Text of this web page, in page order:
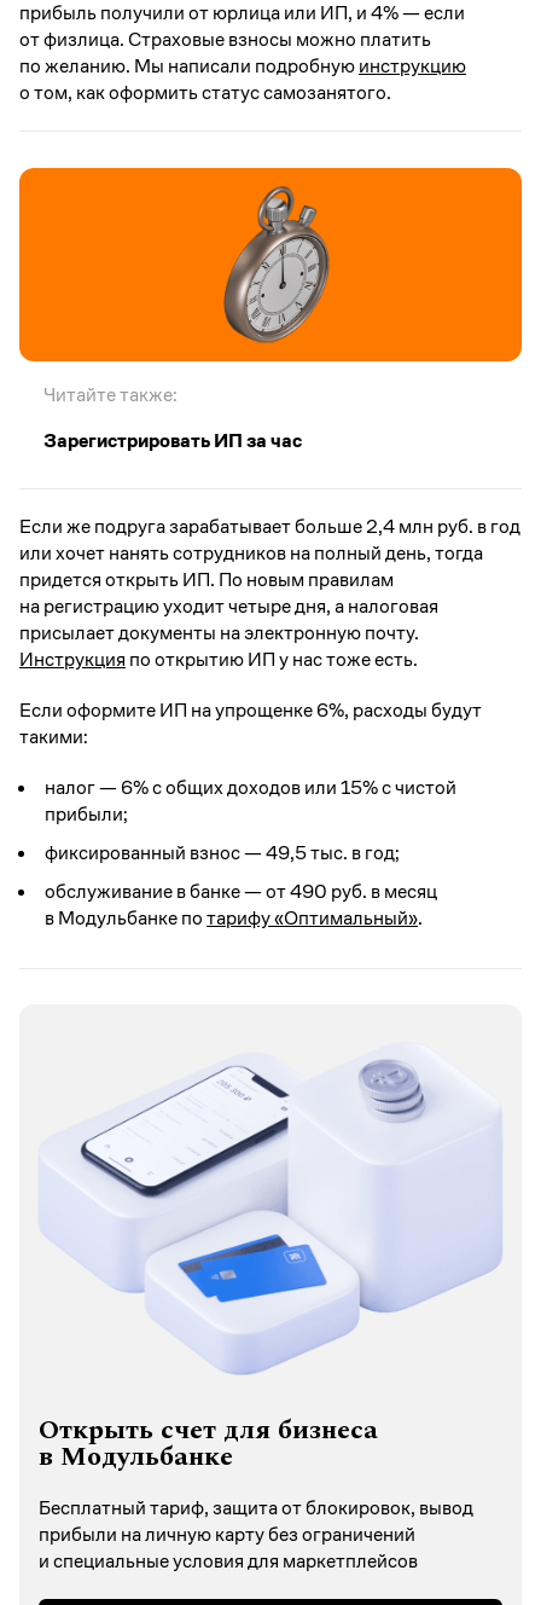
прибыль получили от юрлица или ИП, и 4% — если
от физлица. Страховые взносы можно платить
по желанию. Мы написали подробнуюинструкцию
о том, как оформить статус самозанятого.
Читайте также:
Зарегистрировать ИП за час
Если же подруга зарабатывает больше 2,4 млн руб. в год
или хочет нанять сотрудников на полный день, тогда
придется открыть ИП. По новым правилам
на регистрацию уходит четыре дня, а налоговая
присылает документы на электронную почту.
Инструкция по открытию ИП у нас тоже есть.
Если оформите ИП на упрощенке 6%, расходы будут
такими:
налог — 6% с общих доходов или 15% с чистой
прибыли;
фиксированный взнос — 49,5 тыс. в год;
обслуживание в банке — от 490 руб. в месяц
в Модульбанке потарифу «Оптимальный».
Открыть счет для бизнеса
в Модульбанке
Бесплатный тариф, защита от блокировок, вывод
прибыли на личную карту без ограничений
и специальные условия для маркетплейсов